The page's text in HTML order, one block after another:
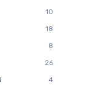
10
18
8
26
4